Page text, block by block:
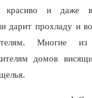
красиво и даже
дарит прохладу и
Многие
домов